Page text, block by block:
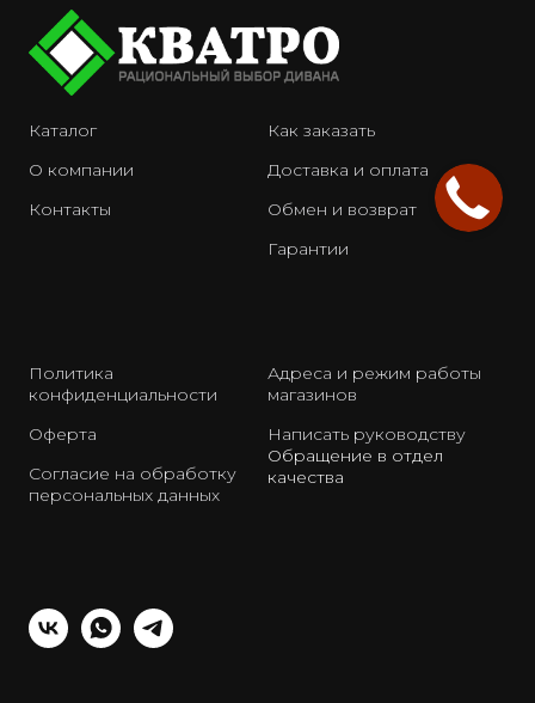
Каталог
О компании
Контакты
Как заказать
Доставка и оплата
Обмен и возврат
Гарантии
Политика
конфиденциальности
Оферта
Согласие на обработку
персональных данных
Адреса и режим работы
магазинов
Написать руководству
Обращение в отдел
качества